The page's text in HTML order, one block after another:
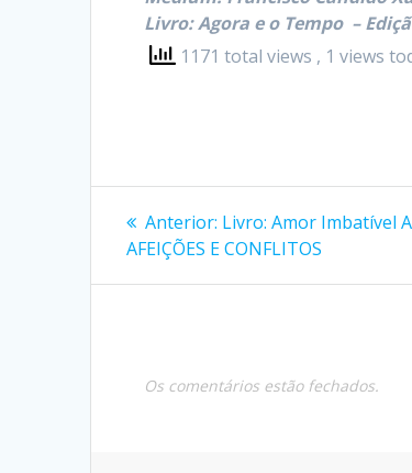
Livro: Agora e o Tempo  –
1171 total views , 1 views
Navegação
de
Anterior: Post
anterior:
Livro: Amor Imbatível
AFEIÇÕES E CONFLITOS
Os comentários estão fechados.